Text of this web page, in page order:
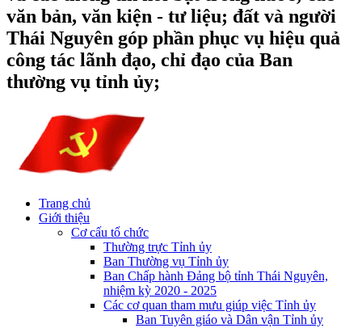
văn bản, văn kiện - tư liệu; đất và người
Thái Nguyên góp phần phục vụ hiệu quả
công tác lãnh đạo, chỉ đạo của Ban
thường vụ tỉnh ủy;
Trang chủ
Giới thiệu
Cơ cấu tổ chức
Thường trực Tỉnh ủy
Ban Thường vụ Tỉnh ủy
Ban Chấp hành Đảng bộ tỉnh Thái Nguyên,
nhiệm kỳ 2020 - 2025
Các cơ quan tham mưu giúp việc Tỉnh ủy
Ban Tuyên giáo và Dân vận Tỉnh ủy